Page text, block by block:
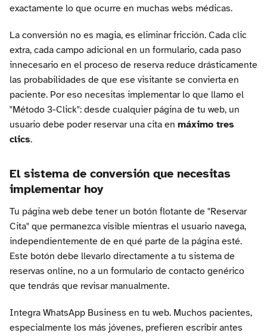
exactamente lo que ocurre en muchas webs médicas.
La conversión no es magia, es eliminar fricción. Cada clic
extra, cada campo adicional en un formulario, cada paso
innecesario en el proceso de reserva reduce drásticamente
las probabilidades de que ese visitante se convierta en
paciente. Por eso necesitas implementar lo que llamo el
"Método 3-Click": desde cualquier página de tu web, un
usuario debe poder reservar una cita en máximo tres
clics.
El sistema de conversión que necesitas
implementar hoy
Tu página web debe tener un botón flotante de "Reservar
Cita" que permanezca visible mientras el usuario navega,
independientemente de en qué parte de la página esté.
Este botón debe llevarlo directamente a tu sistema de
reservas online, no a un formulario de contacto genérico
que tendrás que revisar manualmente.
Integra WhatsApp Business en tu web. Muchos pacientes,
especialmente los más jóvenes, prefieren escribir antes